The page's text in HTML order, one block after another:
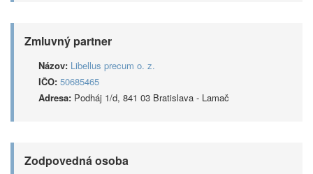
Zmluvný partner
Názov: Libellus precum o. z.
IČO: 50685465
Adresa: Podháj 1/d, 841 03 Bratislava - Lamač
Zodpovedná osoba